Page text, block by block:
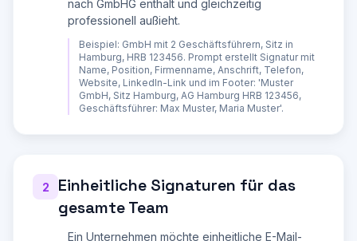
(Outlook, Gmail, Apple Mail, Thunderbird)?
17. Bevorzugter Stil: Minimalistisch, modern,
**Optionale Ergänzungen:**
18. Gibt es einen Slogan oder Claim?
19. Soll ein Disclaimer/Vertraulichkeitshinweis
angehaengt werden?
20. Gibt es aktuelle Promotions,
die Signatur sollen?
Erstelle dann eine vollständige E-Mail-
RECHTSFORM:**
nach GmbHG enthält und gleichzeitig
professionell außieht.
Beispiel: GmbH mit 2 Geschäftsführern, Sitz in
Hamburg, HRB 123456. Prompt erstellt Signatur mit
Name, Position, Firmenname, Anschrift, Telefon,
Website, LinkedIn-Link und im Footer: 'Muster
GmbH, Sitz Hamburg, AG Hamburg HRB 123456,
Geschäftsführer: Max Muster, Maria Muster'.
2
Einheitliche Signaturen für das
gesamte Team
Ein Unternehmen möchte einheitliche E-Mail-